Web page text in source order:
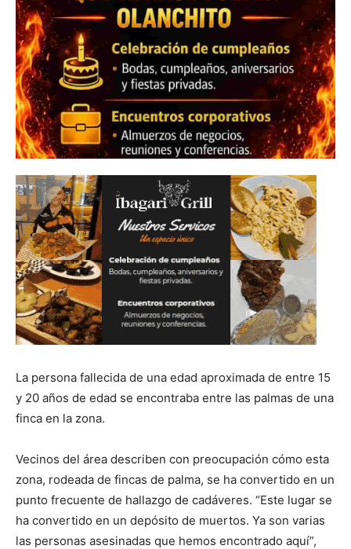
La persona fallecida de una edad aproximada de entre 15
y 20 años de edad se encontraba entre las palmas de una
finca en la zona.
Vecinos del área describen con preocupación cómo esta
zona, rodeada de fincas de palma, se ha convertido en un
punto frecuente de hallazgo de cadáveres. “Este lugar se
ha convertido en un depósito de muertos. Ya son varias
las personas asesinadas que hemos encontrado aquí”,